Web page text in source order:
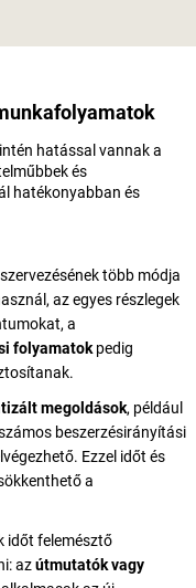
hatással vannak a
és
hatékonyabban és
több módja
az egyes részlegek
a
folyamatok pedig
megoldások, például
beszerzésirányítási
Ezzel időt és
a
időt felemésztő
azútmutatók vagy